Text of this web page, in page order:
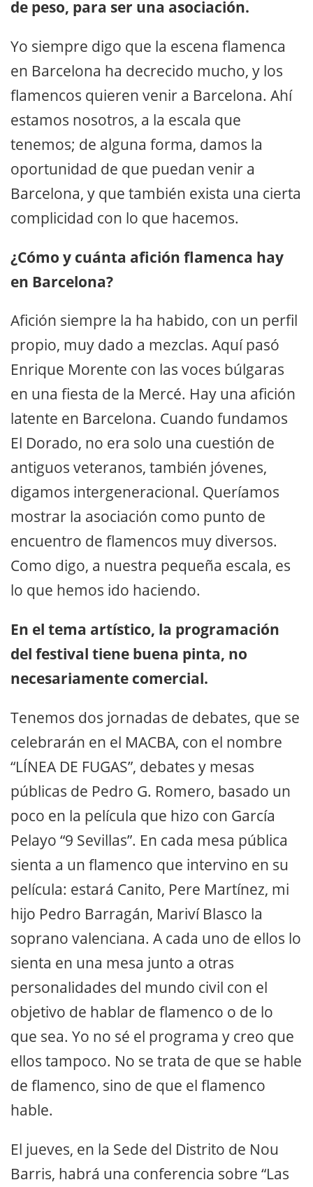
de peso, para ser una asociación.
Yo siempre digo que la escena flamenca
en Barcelona ha decrecido mucho, y los
flamencos quieren venir a Barcelona. Ahí
estamos nosotros, a la escala que
tenemos; de alguna forma, damos la
oportunidad de que puedan venir a
Barcelona, y que también exista una cierta
complicidad con lo que hacemos.
¿Cómo y cuánta afición flamenca hay
en Barcelona?
Afición siempre la ha habido, con un perfil
propio, muy dado a mezclas. Aquí pasó
Enrique Morente con las voces búlgaras
en una fiesta de la Mercé. Hay una afición
latente en Barcelona. Cuando fundamos
El Dorado, no era solo una cuestión de
antiguos veteranos, también jóvenes,
digamos intergeneracional. Queríamos
mostrar la asociación como punto de
encuentro de flamencos muy diversos.
Como digo, a nuestra pequeña escala, es
lo que hemos ido haciendo.
En el tema artístico, la programación
del festival tiene buena pinta, no
necesariamente comercial.
Tenemos dos jornadas de debates, que se
celebrarán en el MACBA, con el nombre
“LÍNEA DE FUGAS”, debates y mesas
públicas de Pedro G. Romero, basado un
poco en la película que hizo con García
Pelayo “9 Sevillas”. En cada mesa pública
sienta a un flamenco que intervino en su
película: estará Canito, Pere Martínez, mi
hijo Pedro Barragán, Mariví Blasco la
soprano valenciana. A cada uno de ellos lo
sienta en una mesa junto a otras
personalidades del mundo civil con el
objetivo de hablar de flamenco o de lo
que sea. Yo no sé el programa y creo que
ellos tampoco. No se trata de que se hable
de flamenco, sino de que el flamenco
hable.
El jueves, en la Sede del Distrito de Nou
Barris, habrá una conferencia sobre “Las